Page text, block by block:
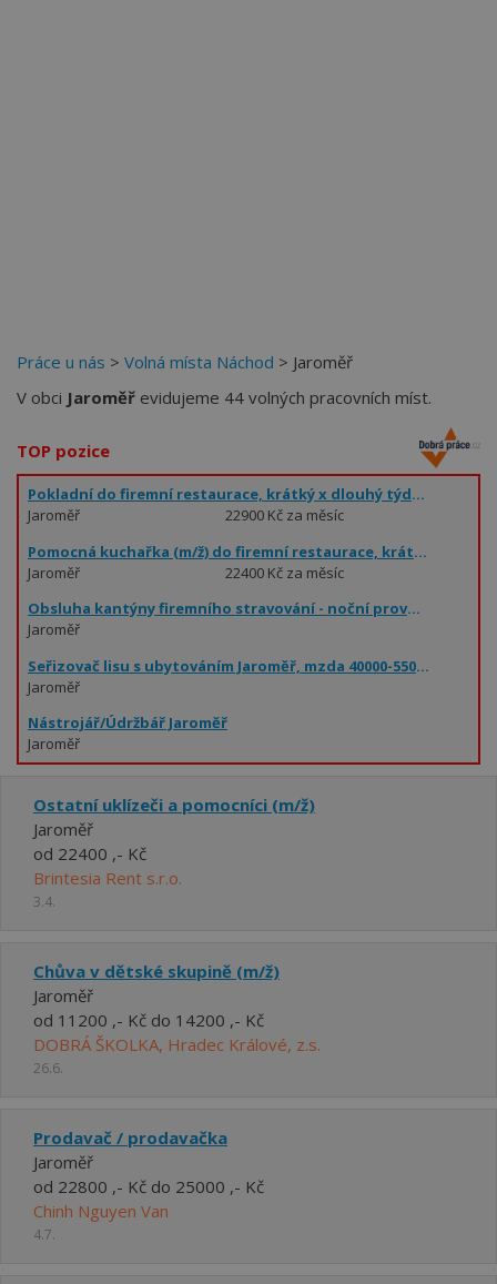
Práce u nás > Volná místa Náchod > Jaroměř
V obci Jaroměř evidujeme 44 volných pracovních míst.
TOP pozice
Pokladní do firemní restaurace, krátký x dlouhý týden,
Jaroměř
22900 Kč za měsíc
Pomocná kuchařka (m/ž) do firemní restaurace, krátký x dlouhý týden,
Jaroměř
22400 Kč za měsíc
Obsluha kantýny firemního stravování - noční provoz - zkrácený úvazek - Kimberly
Jaroměř
Seřizovač lisu s ubytováním Jaroměř, mzda 40000-55000
Jaroměř
Nástrojář/Údržbář Jaroměř
Jaroměř
Ostatní uklízeči a pomocníci (m/ž)
Jaroměř
od 22400 ,- Kč
Brintesia Rent s.r.o.
3.4.
Chůva v dětské skupině (m/ž)
Jaroměř
od 11200 ,- Kč do 14200 ,- Kč
DOBRÁ ŠKOLKA, Hradec Králové, z.s.
26.6.
Prodavač / prodavačka
Jaroměř
od 22800 ,- Kč do 25000 ,- Kč
Chinh Nguyen Van
4.7.